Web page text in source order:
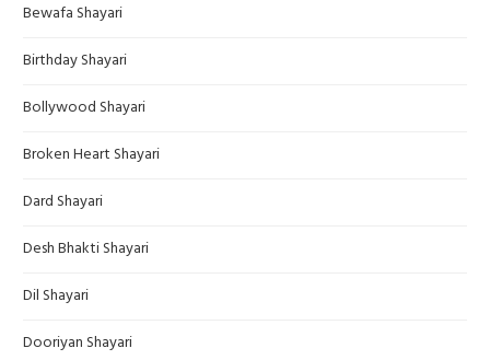
Bewafa Shayari
Birthday Shayari
Bollywood Shayari
Broken Heart Shayari
Dard Shayari
Desh Bhakti Shayari
Dil Shayari
Dooriyan Shayari